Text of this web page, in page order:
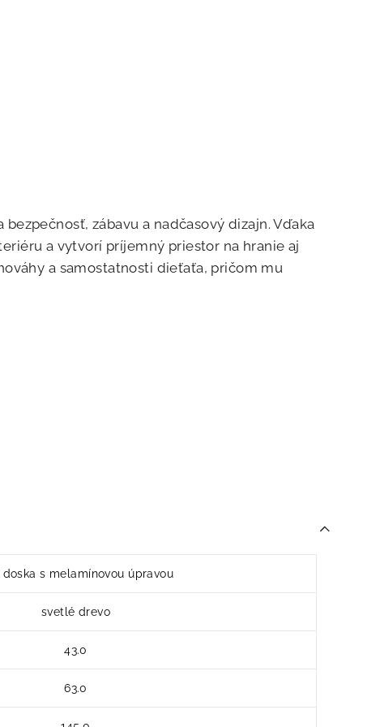
zábavu a nadčasový dizajn. Vďaka
a vytvorí príjemný priestor na hranie aj
a samostatnosti dieťaťa, pričom mu
doska s melamínovou úpravou
svetlé drevo
43.0
63.0